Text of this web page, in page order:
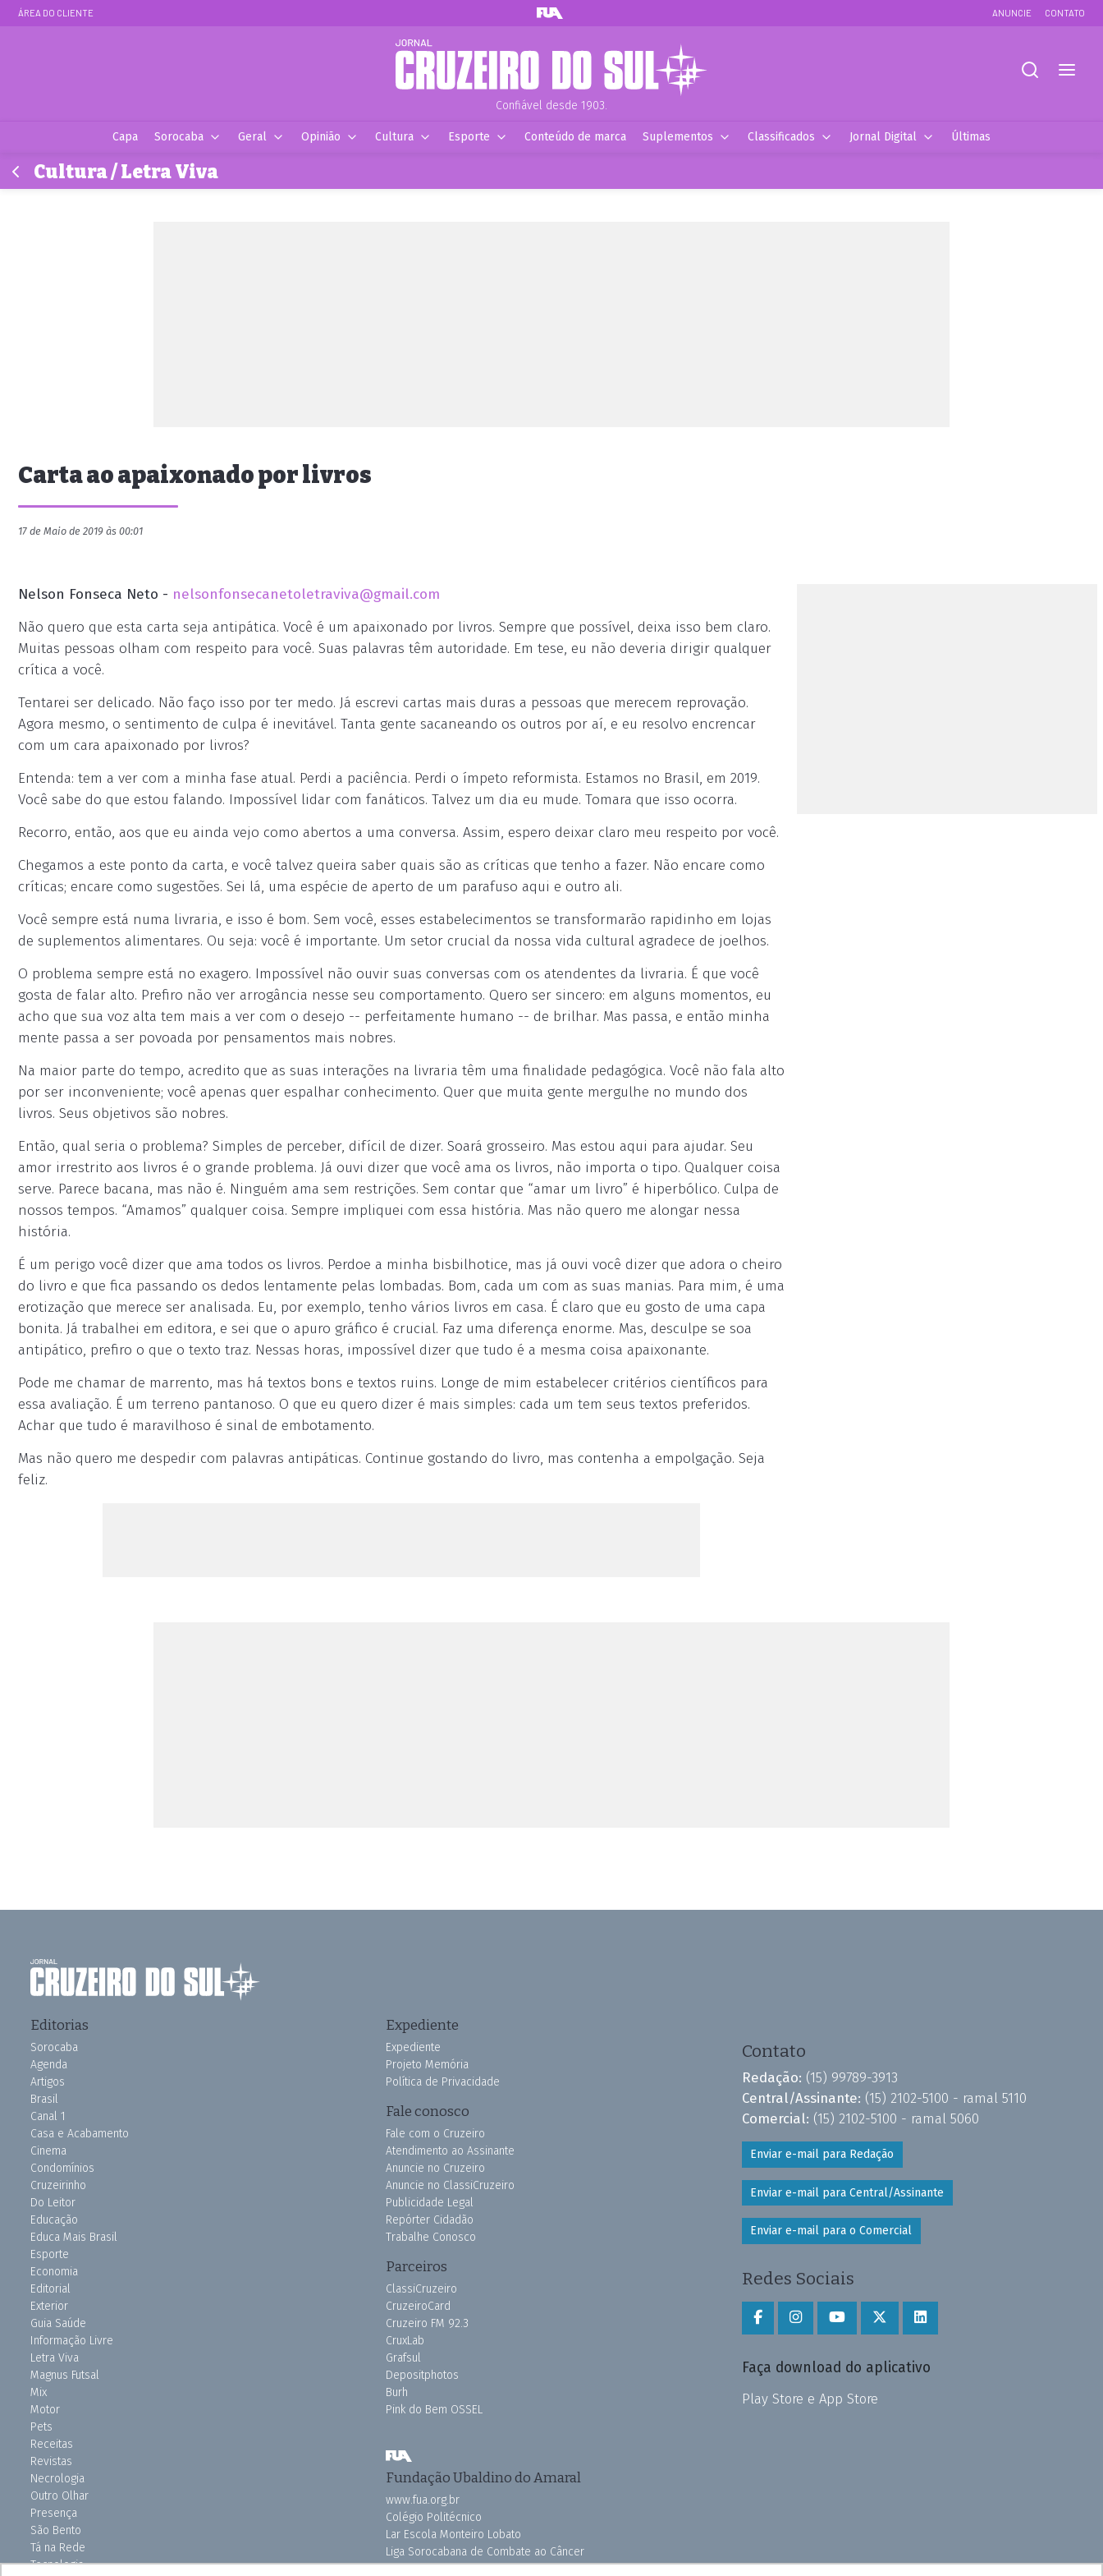
ÁREA DO CLIENTE ANUNCIE CONTATO
Confiável desde 1903.
Capa Sorocaba Geral Opinião Cultura Esporte Conteúdo de marca Suplementos Classificados Jornal Digital Últimas
Cultura / Letra Viva
Carta ao apaixonado por livros
17 de Maio de 2019 às 00:01
Nelson Fonseca Neto - nelsonfonsecanetoletraviva@gmail.com
Não quero que esta carta seja antipática. Você é um apaixonado por livros. Sempre que possível, deixa isso bem claro.
Muitas pessoas olham com respeito para você. Suas palavras têm autoridade. Em tese, eu não deveria dirigir qualquer
crítica a você.
Tentarei ser delicado. Não faço isso por ter medo. Já escrevi cartas mais duras a pessoas que merecem reprovação.
Agora mesmo, o sentimento de culpa é inevitável. Tanta gente sacaneando os outros por aí, e eu resolvo encrencar
com um cara apaixonado por livros?
Entenda: tem a ver com a minha fase atual. Perdi a paciência. Perdi o ímpeto reformista. Estamos no Brasil, em 2019.
Você sabe do que estou falando. Impossível lidar com fanáticos. Talvez um dia eu mude. Tomara que isso ocorra.
Recorro, então, aos que eu ainda vejo como abertos a uma conversa. Assim, espero deixar claro meu respeito por você.
Chegamos a este ponto da carta, e você talvez queira saber quais são as críticas que tenho a fazer. Não encare como
críticas; encare como sugestões. Sei lá, uma espécie de aperto de um parafuso aqui e outro ali.
Você sempre está numa livraria, e isso é bom. Sem você, esses estabelecimentos se transformarão rapidinho em lojas
de suplementos alimentares. Ou seja: você é importante. Um setor crucial da nossa vida cultural agradece de joelhos.
O problema sempre está no exagero. Impossível não ouvir suas conversas com os atendentes da livraria. É que você
gosta de falar alto. Prefiro não ver arrogância nesse seu comportamento. Quero ser sincero: em alguns momentos, eu
acho que sua voz alta tem mais a ver com o desejo -- perfeitamente humano -- de brilhar. Mas passa, e então minha
mente passa a ser povoada por pensamentos mais nobres.
Na maior parte do tempo, acredito que as suas interações na livraria têm uma finalidade pedagógica. Você não fala alto
por ser inconveniente; você apenas quer espalhar conhecimento. Quer que muita gente mergulhe no mundo dos
livros. Seus objetivos são nobres.
Então, qual seria o problema? Simples de perceber, difícil de dizer. Soará grosseiro. Mas estou aqui para ajudar. Seu
amor irrestrito aos livros é o grande problema. Já ouvi dizer que você ama os livros, não importa o tipo. Qualquer coisa
serve. Parece bacana, mas não é. Ninguém ama sem restrições. Sem contar que “amar um livro” é hiperbólico. Culpa de
nossos tempos. “Amamos” qualquer coisa. Sempre impliquei com essa história. Mas não quero me alongar nessa
história.
É um perigo você dizer que ama todos os livros. Perdoe a minha bisbilhotice, mas já ouvi você dizer que adora o cheiro
do livro e que fica passando os dedos lentamente pelas lombadas. Bom, cada um com as suas manias. Para mim, é uma
erotização que merece ser analisada. Eu, por exemplo, tenho vários livros em casa. É claro que eu gosto de uma capa
bonita. Já trabalhei em editora, e sei que o apuro gráfico é crucial. Faz uma diferença enorme. Mas, desculpe se soa
antipático, prefiro o que o texto traz. Nessas horas, impossível dizer que tudo é a mesma coisa apaixonante.
Pode me chamar de marrento, mas há textos bons e textos ruins. Longe de mim estabelecer critérios científicos para
essa avaliação. É um terreno pantanoso. O que eu quero dizer é mais simples: cada um tem seus textos preferidos.
Achar que tudo é maravilhoso é sinal de embotamento.
Mas não quero me despedir com palavras antipáticas. Continue gostando do livro, mas contenha a empolgação. Seja
feliz.
Editorias
Sorocaba
Agenda
Artigos
Brasil
Canal 1
Casa e Acabamento
Cinema
Condomínios
Cruzeirinho
Do Leitor
Educação
Educa Mais Brasil
Esporte
Economia
Editorial
Exterior
Guia Saúde
Informação Livre
Letra Viva
Magnus Futsal
Mix
Motor
Pets
Receitas
Revistas
Necrologia
Outro Olhar
Presença
São Bento
Tá na Rede
Tecnologia
Expediente
Expediente
Projeto Memória
Política de Privacidade
Fale conosco
Fale com o Cruzeiro
Atendimento ao Assinante
Anuncie no Cruzeiro
Anuncie no ClassiCruzeiro
Publicidade Legal
Repórter Cidadão
Trabalhe Conosco
Parceiros
ClassiCruzeiro
CruzeiroCard
Cruzeiro FM 92.3
CruxLab
Grafsul
Depositphotos
Burh
Pink do Bem OSSEL
Fundação Ubaldino do Amaral
www.fua.org.br
Colégio Politécnico
Lar Escola Monteiro Lobato
Liga Sorocabana de Combate ao Câncer
Vila dos Velhinhos
Contato
Redação: (15) 99789-3913
Central/Assinante: (15) 2102-5100 - ramal 5110
Comercial: (15) 2102-5100 - ramal 5060
Enviar e-mail para Redação
Enviar e-mail para Central/Assinante
Enviar e-mail para o Comercial
Redes Sociais
Faça download do aplicativo
Play Store e App Store